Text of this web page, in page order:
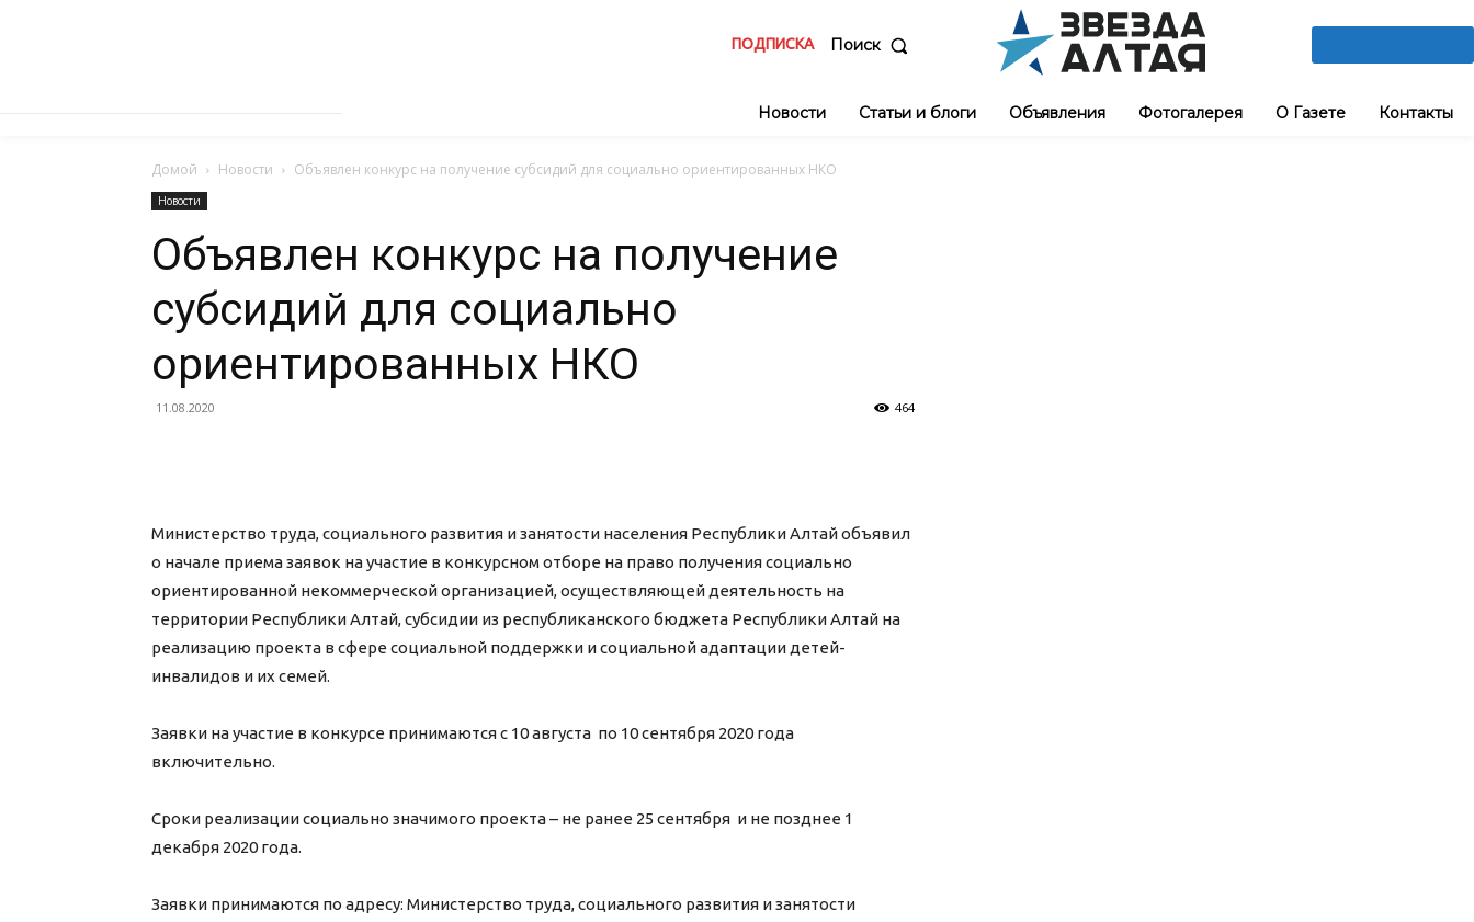
ПОДПИСКА Поиск
Новости Статьи и блоги Объявления Фотогалерея О Газете Контакты
Домой Новости Объявлен конкурс на получение субсидий для социально ориентированных НКО
Новости
Объявлен конкурс на получение
субсидий для социально
ориентированных НКО
11.08.2020 464
Министерство труда, социального развития и занятости населения Республики Алтай объявил
о начале приема заявок на участие в конкурсном отборе на право получения социально
ориентированной некоммерческой организацией, осуществляющей деятельность на
территории Республики Алтай, субсидии из республиканского бюджета Республики Алтай на
реализацию проекта в сфере социальной поддержки и социальной адаптации детей-
инвалидов и их семей.
Заявки на участие в конкурсе принимаются с 10 августа по 10 сентября 2020 года
включительно.
Сроки реализации социально значимого проекта – не ранее 25 сентября и не позднее 1
декабря 2020 года.
Заявки принимаются по адресу: Министерство труда, социального развития и занятости